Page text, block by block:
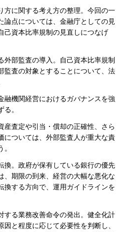
方に関する考え方の整理。今回の一
論点については、金融庁としての見
己資本比率規制の見直しにつなげ
外部監査の導入。自己資本比率規制
監査の対象とすることについて、法
融機関経営におけるガバナンスを強
。
産査定や引当・償却の正確性、さら
については、外部監査人が重大な責
換。政府が保有している銀行の優先
、期限の到来、経営の大幅な悪化な
換する方向で、運用ガイドラインを
する業務改善命令の発出。健全化計
と程度に応じて必要性を判断し、